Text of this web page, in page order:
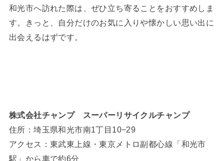
和光市へ訪れた際は、ぜひ立ち寄ることをおすすめしま
す。きっと、自分だけのお気に入りや懐かしい思い出に
出会えるはずです。
株式会社チャンプ スーパーリサイクルチャンプ
住所：埼玉県和光市南1丁目10−29
アクセス：東武東上線・東京メトロ副都心線「和光市
駅」から車で約6分